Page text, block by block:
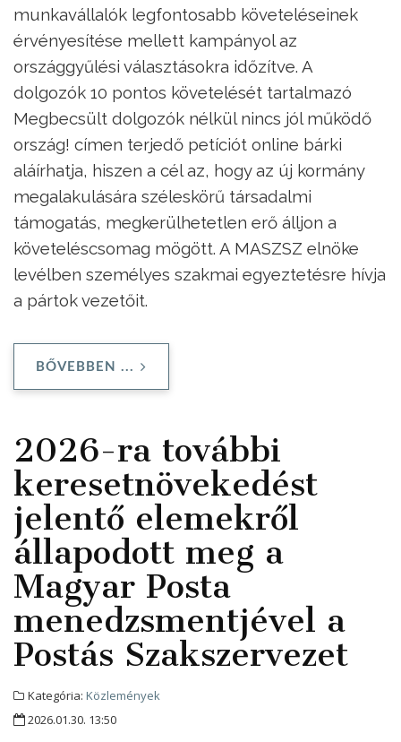
munkavállalók legfontosabb követeléseinek
érvényesítése mellett kampányol az
országgyűlési választásokra időzítve. A
dolgozók 10 pontos követelését tartalmazó
Megbecsült dolgozók nélkül nincs jól működő
ország! címen terjedő petíciót online bárki
aláírhatja, hiszen a cél az, hogy az új kormány
megalakulására széleskörű társadalmi
támogatás, megkerülhetetlen erő álljon a
követeléscsomag mögött. A MASZSZ elnöke
levélben személyes szakmai egyeztetésre hívja
a pártok vezetőit.
BŐVEBBEN ...
2026-ra további
keresetnövekedést
jelentő elemekről
állapodott meg a
Magyar Posta
menedzsmentjével a
Postás Szakszervezet
Kategória: Közlemények
2026.01.30. 13:50